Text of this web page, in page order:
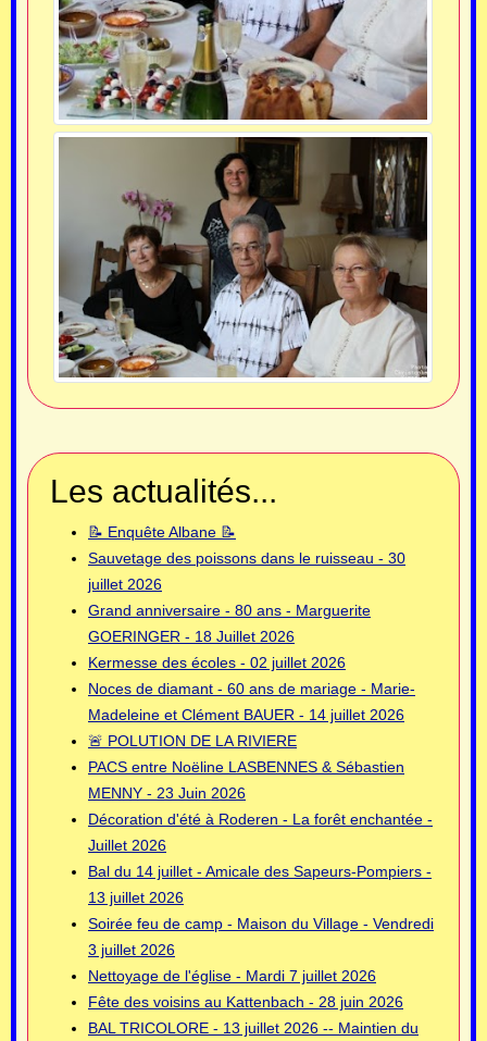
Les actualités...
📝 Enquête Albane 📝
Sauvetage des poissons dans le ruisseau - 30
juillet 2026
Grand anniversaire - 80 ans - Marguerite
GOERINGER - 18 Juillet 2026
Kermesse des écoles - 02 juillet 2026
Noces de diamant - 60 ans de mariage - Marie-
Madeleine et Clément BAUER - 14 juillet 2026
🚨 POLUTION DE LA RIVIERE
PACS entre Noëline LASBENNES & Sébastien
MENNY - 23 Juin 2026
Décoration d'été à Roderen - La forêt enchantée -
Juillet 2026
Bal du 14 juillet - Amicale des Sapeurs-Pompiers -
13 juillet 2026
Soirée feu de camp - Maison du Village - Vendredi
3 juillet 2026
Nettoyage de l'église - Mardi 7 juillet 2026
Fête des voisins au Kattenbach - 28 juin 2026
BAL TRICOLORE - 13 juillet 2026 -- Maintien du